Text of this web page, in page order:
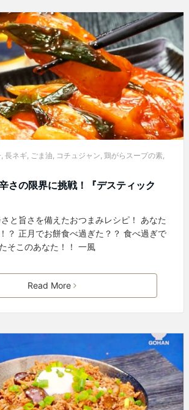
長ネギ ごま油 コチュジャン 鶏がらスープの素
さの限界に挑戦！『デスティック
と旨さを備えたおつまみレシピ！ あなた
？ 正月でお餅食べ過ぎた？？ 食べ過ぎで
そこのあなた！！ 一風
Read More